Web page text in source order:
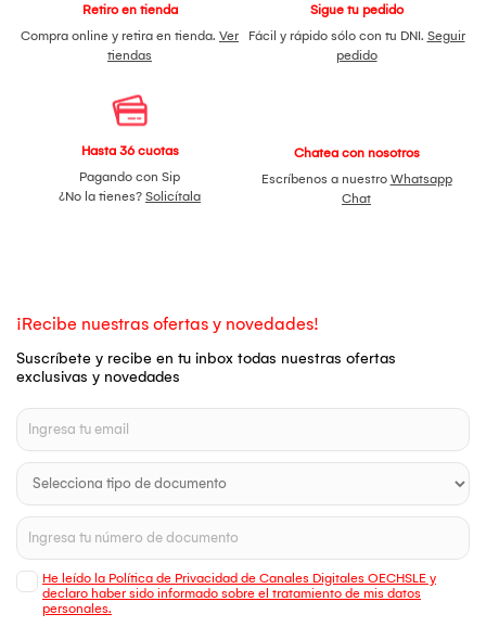
Retiro en tienda
Compra online y retira en tienda. Ver
tiendas
Sigue tu pedido
Fácil y rápido sólo con tu DNI. Seguir
pedido
Hasta 36 cuotas
Pagando con Sip
¿No la tienes? Solicítala
Chatea con nosotros
Escríbenos a nuestro Whatsapp
Chat
¡Recibe nuestras ofertas y novedades!
Suscríbete y recibe en tu inbox todas nuestras ofertas
exclusivas y novedades
He leído la Política de Privacidad de Canales Digitales OECHSLE y
declaro haber sido informado sobre el tratamiento de mis datos
personales.